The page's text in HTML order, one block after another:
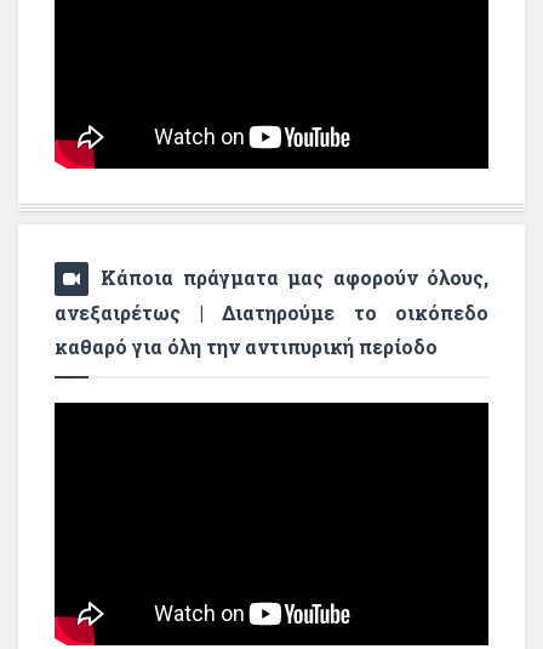
Κάποια πράγματα μας αφορούν όλους,
ανεξαιρέτως | Διατηρούμε το οικόπεδο
καθαρό για όλη την αντιπυρική περίοδο